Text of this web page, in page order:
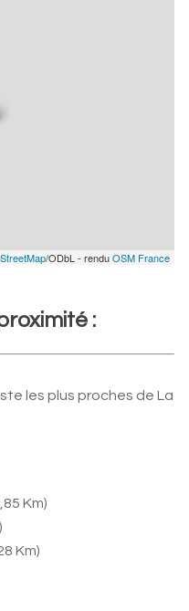
/ODbL - renduOSM France
:
les plus proches de La
Km)
Km)